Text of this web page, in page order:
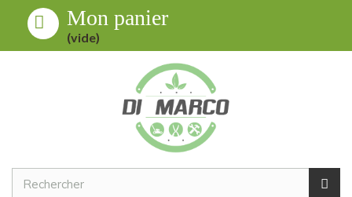
Mon panier
(vide)